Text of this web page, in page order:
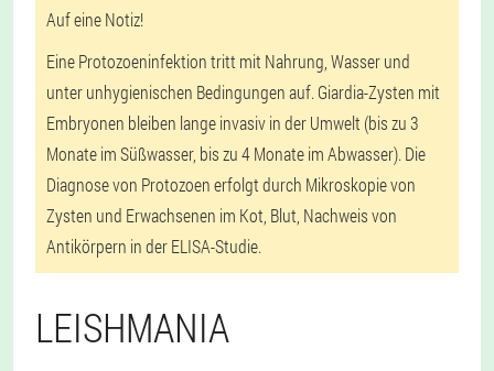
Auf eine Notiz!
Eine Protozoeninfektion tritt mit Nahrung, Wasser und
unter unhygienischen Bedingungen auf. Giardia-Zysten mit
Embryonen bleiben lange invasiv in der Umwelt (bis zu 3
Monate im Süßwasser, bis zu 4 Monate im Abwasser). Die
Diagnose von Protozoen erfolgt durch Mikroskopie von
Zysten und Erwachsenen im Kot, Blut, Nachweis von
Antikörpern in der ELISA-Studie.
LEISHMANIA